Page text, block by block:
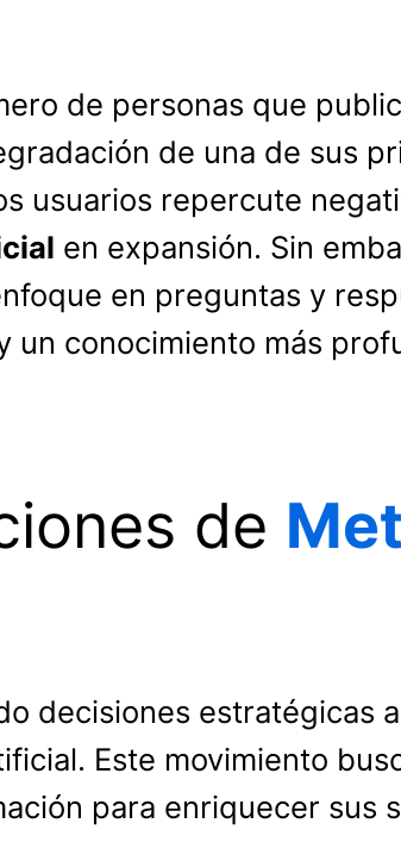
de personas que
de una de sus
usuarios repercute
en expansión. Sin
en preguntas y
un conocimiento más
de
decisiones estratégicas
Este movimiento
para enriquecer sus